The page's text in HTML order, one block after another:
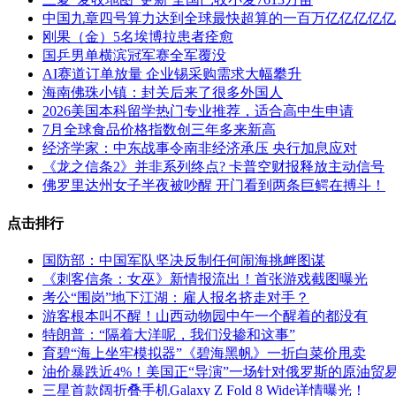
中国九章四号算力达到全球最快超算的一百万亿亿亿亿
刚果（金）5名埃博拉患者痊愈
国乒男单横滨冠军赛全军覆没
AI赛道订单放量 企业锡采购需求大幅攀升
海南佛珠小镇：封关后来了很多外国人
2026美国本科留学热门专业推荐，适合高中生申请
7月全球食品价格指数创三年多来新高
经济学家：中东战事令南非经济承压 央行加息应对
《龙之信条2》并非系列终点? 卡普空财报释放主动信号
佛罗里达州女子半夜被吵醒 开门看到两条巨鳄在搏斗！
点击排行
国防部：中国军队坚决反制任何闹海挑衅图谋
《刺客信条：女巫》新情报流出！首张游戏截图曝光
考公“围岗”地下江湖：雇人报名挤走对手？
游客根本叫不醒！山西动物园中午一个醒着的都没有
特朗普：“隔着大洋呢，我们没掺和这事”
育碧“海上坐牢模拟器”《碧海黑帆》一折白菜价甩卖
油价暴跌近4%！美国正“导演”一场针对俄罗斯的原油贸
三星首款阔折叠手机Galaxy Z Fold 8 Wide详情曝光！